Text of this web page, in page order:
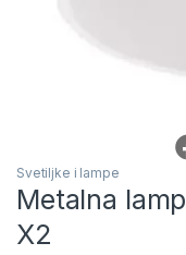
Svetiljke i lampe
Metalna
X2